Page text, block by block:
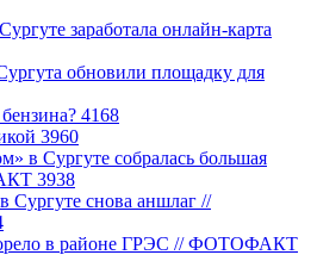
заработала онлайн-карта
обновили площадку для
4168
3960
в Сургуте собралась большая
3938
Сургуте снова аншлаг //
в районе ГРЭС // ФОТОФАКТ